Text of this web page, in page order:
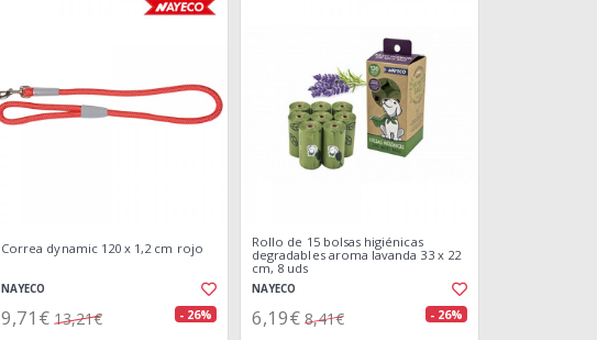
Correa dynamic 120 x 1,2 cm rojo
NAYECO
9,71€ 13,21€ - 26%
Rollo de 15 bolsas higiénicas
degradables aroma lavanda 33 x 22
cm, 8 uds
NAYECO
6,19€ 8,41€ - 26%